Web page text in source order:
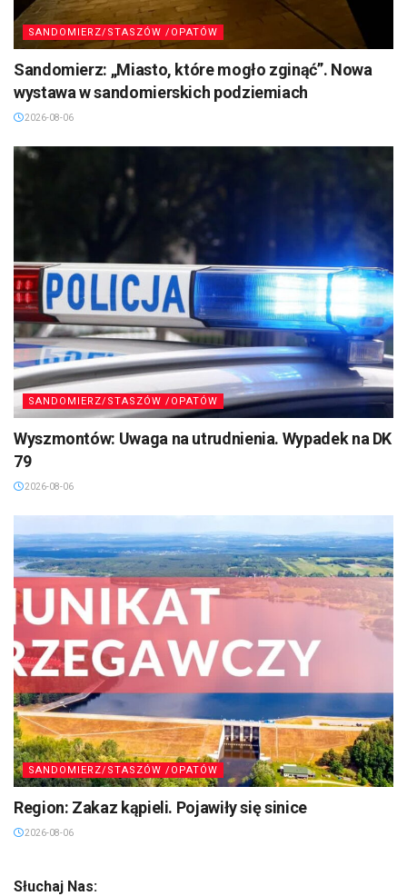
SANDOMIERZ/STASZÓW /OPATÓW
Sandomierz: „Miasto, które mogło zginąć”. Nowa
wystawa w sandomierskich podziemiach
2026-08-06
SANDOMIERZ/STASZÓW /OPATÓW
Wyszmontów: Uwaga na utrudnienia. Wypadek na DK
79
2026-08-06
SANDOMIERZ/STASZÓW /OPATÓW
Region: Zakaz kąpieli. Pojawiły się sinice
2026-08-06
Słuchaj Nas: